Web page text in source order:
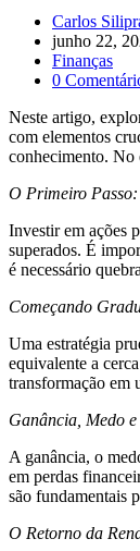
Carlos
junho 22,
Finanças
0
Neste artigo,
com elementos
conhecimento. No
O Primeiro
Investir em ações
superados. É
é necessário
Começando
Uma estratégia
equivalente a
transformação em
Ganância, Medo
A ganância, o
em perdas
são fundamentais
O Retorno da